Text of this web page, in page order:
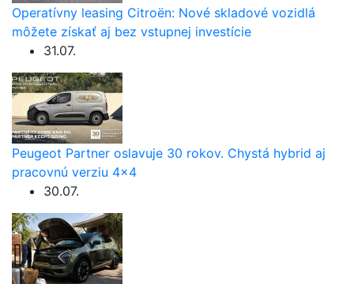
Operatívny leasing Citroën: Nové skladové vozidlá
môžete získať aj bez vstupnej investície
31.07.
Peugeot Partner oslavuje 30 rokov. Chystá hybrid aj
pracovnú verziu 4×4
30.07.